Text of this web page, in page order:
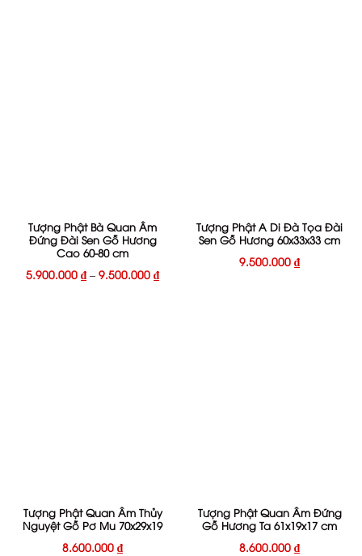
Tượng Phật Bà Quan Âm
Đứng Đài Sen Gỗ Hương
Cao 60-80 cm
5.900.000 ₫ – 9.500.000 ₫
Tượng Phật A Di Đà Tọa Đài
Sen Gỗ Hương 60x33x33 cm
9.500.000 ₫
Tượng Phật Quan Âm Thủy
Nguyệt Gỗ Pơ Mu 70x29x19
8.600.000 ₫
Tượng Phật Quan Âm Đứng
Gỗ Hương Ta 61x19x17 cm
8.600.000 ₫